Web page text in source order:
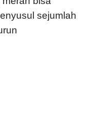
sejumlah